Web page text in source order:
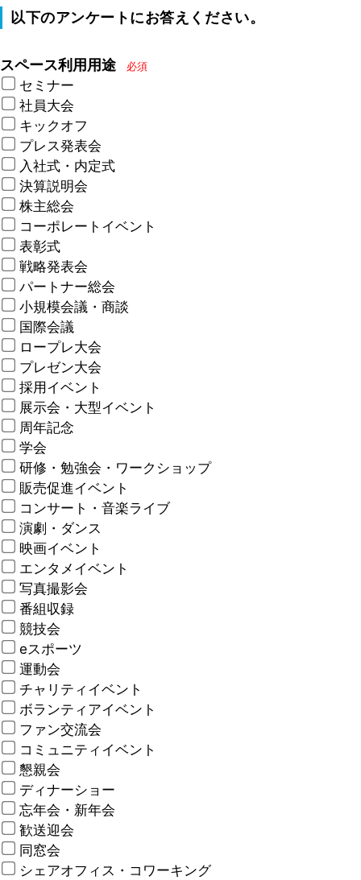
以下のアンケートにお答えください。
スペース利用用途 必須
セミナー
社員大会
キックオフ
プレス発表会
入社式・内定式
決算説明会
株主総会
コーポレートイベント
表彰式
戦略発表会
パートナー総会
小規模会議・商談
国際会議
ロープレ大会
プレゼン大会
採用イベント
展示会・大型イベント
周年記念
学会
研修・勉強会・ワークショップ
販売促進イベント
コンサート・音楽ライブ
演劇・ダンス
映画イベント
エンタメイベント
写真撮影会
番組収録
競技会
eスポーツ
運動会
チャリティイベント
ボランティアイベント
ファン交流会
コミュニティイベント
懇親会
ディナーショー
忘年会・新年会
歓送迎会
同窓会
シェアオフィス・コワーキング